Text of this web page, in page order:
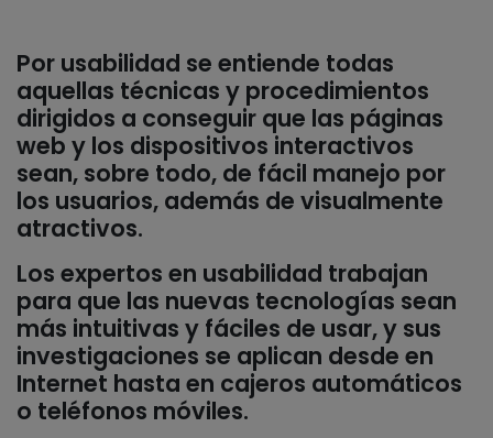
Por usabilidad se entiende todas
aquellas técnicas y procedimientos
dirigidos a conseguir que las páginas
web y los dispositivos interactivos
sean, sobre todo, de fácil manejo por
los usuarios, además de visualmente
atractivos.
Los expertos en usabilidad trabajan
para que las nuevas tecnologías sean
más intuitivas y fáciles de usar, y sus
investigaciones se aplican desde en
Internet hasta en cajeros automáticos
o teléfonos móviles.